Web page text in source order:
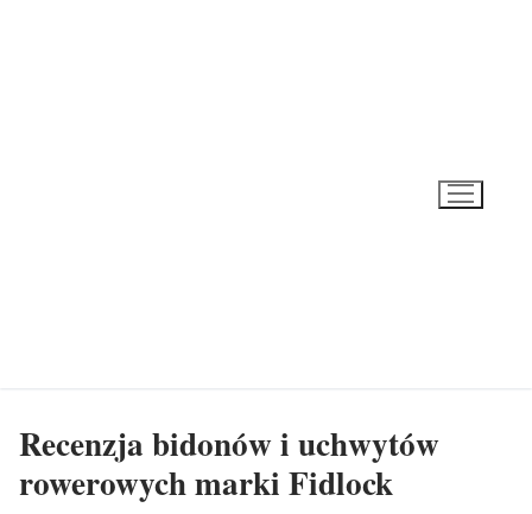
Recenzja bidonów i uchwytów
rowerowych marki Fidlock